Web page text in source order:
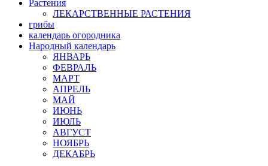
Растения
ЛЕКАРСТВЕННЫЕ РАСТЕНИЯ
грибы
календарь огородника
Народный календарь
ЯНВАРЬ
ФЕВРАЛЬ
МАРТ
АПРЕЛЬ
МАЙ
ИЮНЬ
ИЮЛЬ
АВГУСТ
НОЯБРЬ
ДЕКАБРЬ